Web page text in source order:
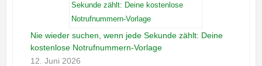
Nie wieder suchen, wenn jede Sekunde zählt: Deine
kostenlose Notrufnummern-Vorlage
12. Juni 2026